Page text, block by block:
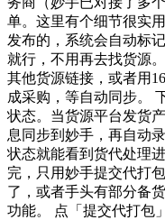
单。这里有个细节很实
发布的，系统会自动标
就行，不用再去找货源
其他货源链接，或者用
成采购，等自动同步。
状态。当货源平台发货
息同步到妙手，再自动
状态就能看到货代处理
完，只用妙手提交代打
了，或者手头有部分备
功能。 点「提交代打包